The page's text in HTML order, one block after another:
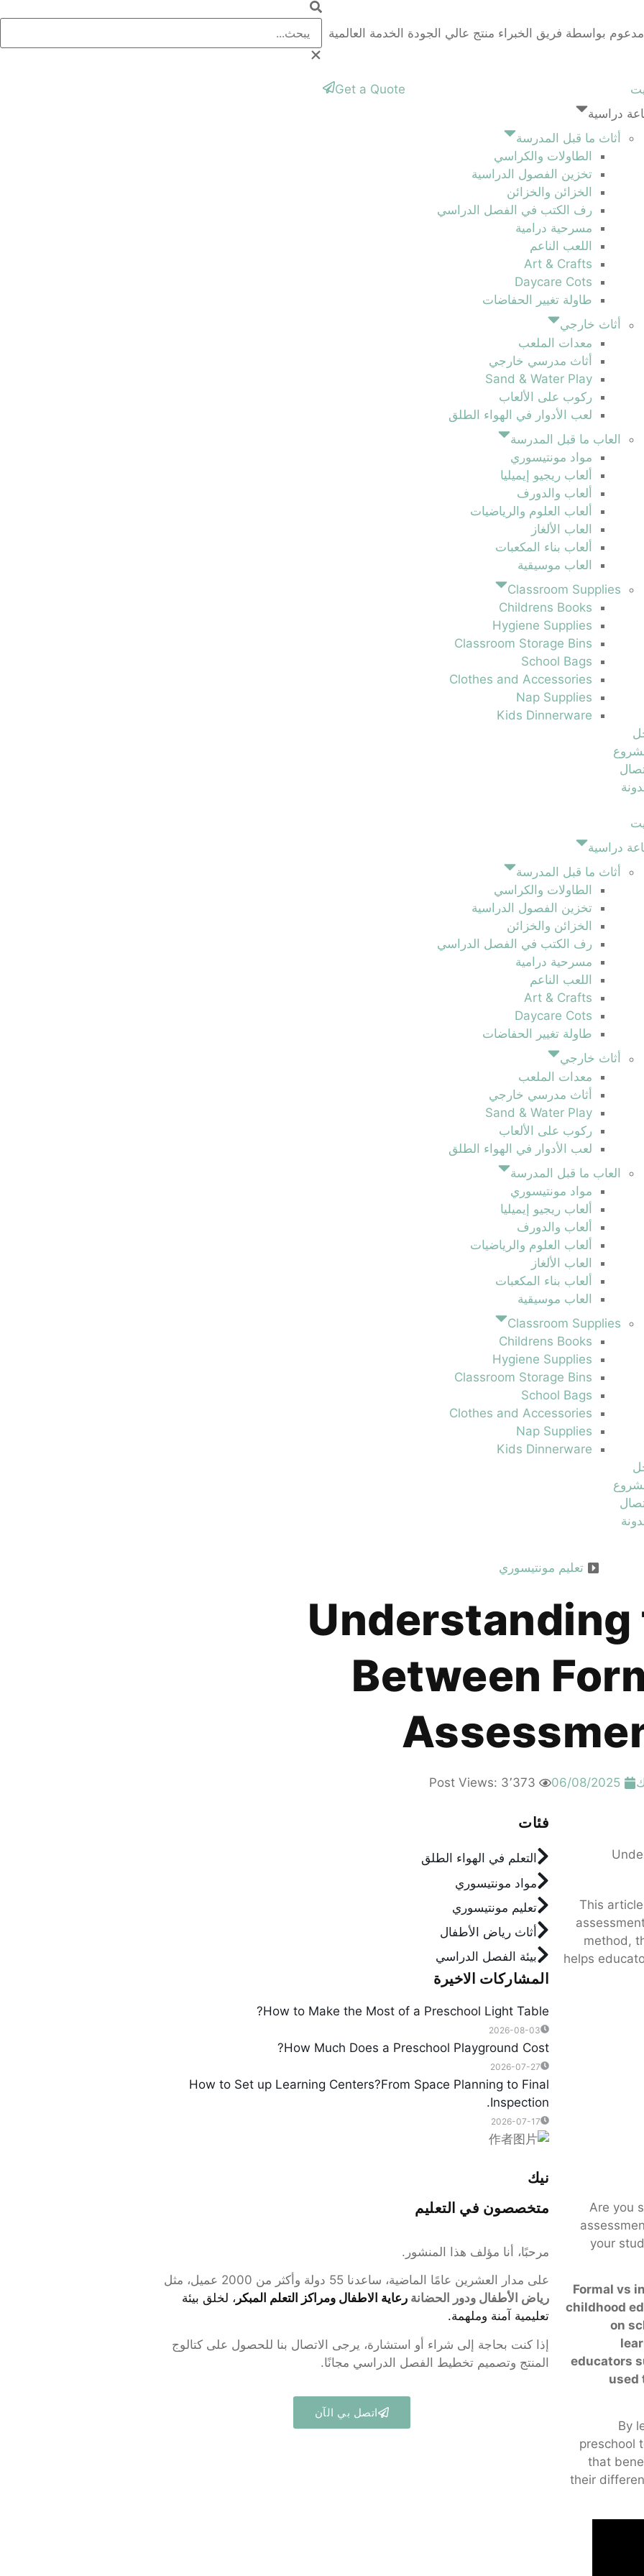
مدعوم بواسطة فريق الخبراء منتج عالي الجودة الخدمة العالمية
دراسية
أثاث ما قبل المدرسة
الطاولات والكراسي
تخزين الفصول الدراسية
الخزائن والخزائن
رف الكتب في الفصل الدراسي
مسرحية درامية
اللعب الناعم
Art & Crafts
Daycare Cots
طاولة تغيير الحفاضات
أثاث خارجي
معدات الملعب
أثاث مدرسي خارجي
Sand & Water Play
ركوب على الألعاب
لعب الأدوار في الهواء الطلق
العاب ما قبل المدرسة
مواد مونتيسوري
ألعاب ريجيو إيميليا
ألعاب والدورف
ألعاب العلوم والرياضيات
العاب الألغاز
ألعاب بناء المكعبات
العاب موسيقية
Classroom Supplies
Childrens Books
Hygiene Supplies
Classroom Storage Bins
School Bags
Clothes and Accessories
Nap Supplies
Kids Dinnerware
دراسية
أثاث ما قبل المدرسة
الطاولات والكراسي
تخزين الفصول الدراسية
الخزائن والخزائن
رف الكتب في الفصل الدراسي
مسرحية درامية
اللعب الناعم
Art & Crafts
Daycare Cots
طاولة تغيير الحفاضات
أثاث خارجي
معدات الملعب
أثاث مدرسي خارجي
Sand & Water Play
ركوب على الألعاب
لعب الأدوار في الهواء الطلق
العاب ما قبل المدرسة
مواد مونتيسوري
ألعاب ريجيو إيميليا
ألعاب والدورف
ألعاب العلوم والرياضيات
العاب الألغاز
ألعاب بناء المكعبات
العاب موسيقية
Classroom Supplies
Childrens Books
Hygiene Supplies
Classroom Storage Bins
School Bags
Clothes and Accessories
Nap Supplies
Kids Dinnerware
Get a Quote
تعليم مونتيسوري
Between
06/08/2025 Post Views: 3٬373
This
method,
helps
Are you
your
Formal vs
childhood
on
educators
used
By
preschool
that
their
فئات
التعلم في الهواء الطلق
مواد مونتيسوري
تعليم مونتيسوري
أثاث رياض الأطفال
بيئة الفصل الدراسي
المشاركات الاخيرة
How to Make the Most of a Preschool Light Table?
2026-08-03
How Much Does a Preschool Playground Cost?
2026-07-27
How to Set up Learning Centers?From Space Planning to Final
Inspection.
2026-07-17
نيك
متخصصون في التعليم
مرحبًا، أنا مؤلف هذا المنشور.
على مدار العشرين عامًا الماضية، ساعدنا 55 دولة وأكثر من 2000 عميل، مثل
رياض الأطفال ودور الحضانة رعاية الاطفال ومراكز التعلم المبكر ، لخلق بيئة
تعليمية آمنة وملهمة.
إذا كنت بحاجة إلى شراء أو استشارة، يرجى الاتصال بنا للحصول على كتالوج
المنتج وتصميم تخطيط الفصل الدراسي مجانًا.
اتصل بي الآن